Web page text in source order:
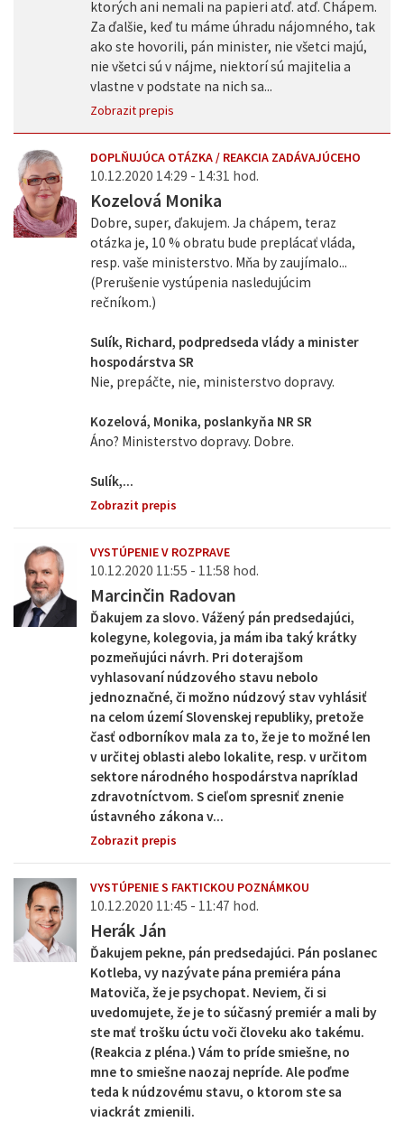
ktorých ani nemali na papieri atď. atď. Chápem.
Za ďalšie, keď tu máme úhradu nájomného, tak
ako ste hovorili, pán minister, nie všetci majú,
nie všetci sú v nájme, niektorí sú majitelia a
vlastne v podstate na nich sa...
Zobrazit prepis
DOPLŇUJÚCA OTÁZKA / REAKCIA ZADÁVAJÚCEHO
10.12.2020 14:29 - 14:31 hod.
Kozelová Monika
Dobre, super, ďakujem. Ja chápem, teraz
otázka je, 10 % obratu bude preplácať vláda,
resp. vaše ministerstvo. Mňa by zaujímalo...
(Prerušenie vystúpenia nasledujúcim
rečníkom.)
Sulík, Richard, podpredseda vlády a minister
hospodárstva SR
Nie, prepáčte, nie, ministerstvo dopravy.
Kozelová, Monika, poslankyňa NR SR
Áno? Ministerstvo dopravy. Dobre.
Sulík,...
Zobrazit prepis
VYSTÚPENIE V ROZPRAVE
10.12.2020 11:55 - 11:58 hod.
Marcinčin Radovan
Ďakujem za slovo. Vážený pán predsedajúci,
kolegyne, kolegovia, ja mám iba taký krátky
pozmeňujúci návrh. Pri doterajšom
vyhlasovaní núdzového stavu nebolo
jednoznačné, či možno núdzový stav vyhlásiť
na celom území Slovenskej republiky, pretože
časť odborníkov mala za to, že je to možné len
v určitej oblasti alebo lokalite, resp. v určitom
sektore národného hospodárstva napríklad
zdravotníctvom. S cieľom spresniť znenie
ústavného zákona v...
Zobrazit prepis
VYSTÚPENIE S FAKTICKOU POZNÁMKOU
10.12.2020 11:45 - 11:47 hod.
Herák Ján
Ďakujem pekne, pán predsedajúci. Pán poslanec
Kotleba, vy nazývate pána premiéra pána
Matoviča, že je psychopat. Neviem, či si
uvedomujete, že je to súčasný premiér a mali by
ste mať trošku úctu voči človeku ako takému.
(Reakcia z pléna.) Vám to príde smiešne, no
mne to smiešne naozaj nepríde. Ale poďme
teda k núdzovému stavu, o ktorom ste sa
viackrát zmienili.